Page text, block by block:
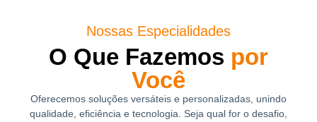
Nossas Especialidades
O Que Fazemos por
Você
Oferecemos soluções versáteis e personalizadas, unindo
qualidade, eficiência e tecnologia. Seja qual for o desafio,